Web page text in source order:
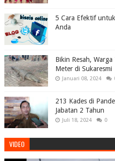
5 Cara Efektif
Anda
Bikin Resah,
Meter di Sukaresmi
Januari 08, 2024
213 Kades di
Jabatan 2 Tahun
Juli 18, 2024 0
VIDEO